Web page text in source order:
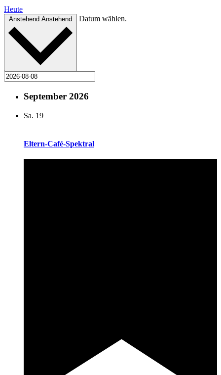
Heute
Anstehend Anstehend Datum wählen.
September 2026
Sa. 19
Eltern-Café-Spektral